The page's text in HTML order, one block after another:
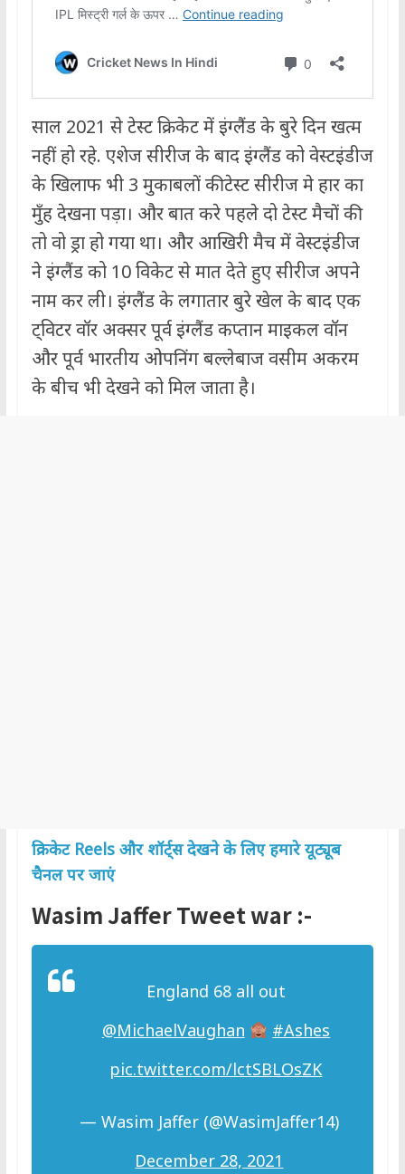
साल 2021 से टेस्ट क्रिकेट में इंग्लैंड के बुरे दिन खत्म
नहीं हो रहे. एशेज सीरीज के बाद इंग्लैंड को वेस्टइंडीज
के खिलाफ भी 3 मुकाबलों की टेस्ट सीरीज मे हार का
मुँह देखना पड़ा। और बात करे पहले दो टेस्ट मैचों की
तो वो ड्रा हो गया था। और आखिरी मैच में वेस्टइंडीज
ने इंग्लैंड को 10 विकेट से मात देते हुए सीरीज अपने
नाम कर ली। इंग्लैंड के लगातार बुरे खेल के बाद एक
ट्विटर वॉर अक्सर पूर्व इंग्लैंड कप्तान माइकल वॉन
और पूर्व भारतीय ओपनिंग बल्लेबाज वसीम अकरम
के बीच भी देखने को मिल जाता है।
क्रिकेट Reels और शॉर्ट्स देखने के लिए हमारे यूट्यूब
चैनल पर जाएं
Wasim Jaffer Tweet war :-
England 68 all out
@MichaelVaughan
#Ashes
pic.twitter.com/lctSBLOsZK
— Wasim Jaffer (@WasimJaffer14)
December 28, 2021